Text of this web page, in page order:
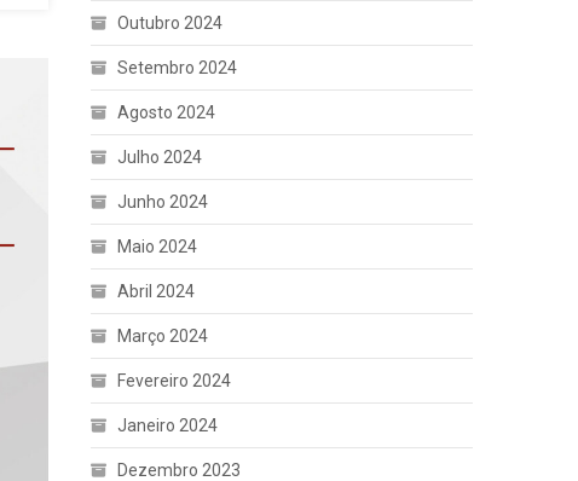
Outubro 2024
Setembro 2024
Agosto 2024
Julho 2024
Junho 2024
Maio 2024
Abril 2024
Março 2024
Fevereiro 2024
Janeiro 2024
Dezembro 2023